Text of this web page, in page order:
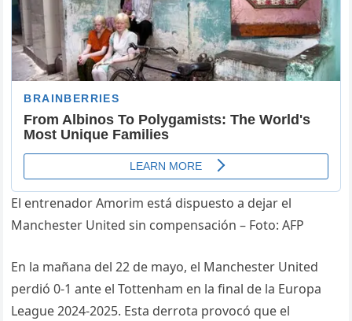
El entrenador Amorim está dispuesto a dejar el
Manchester United sin compensación – Foto: AFP
En la mañana del 22 de mayo, el Manchester United
perdió 0-1 ante el Tottenham en la final de la Europa
League 2024-2025. Esta derrota provocó que el